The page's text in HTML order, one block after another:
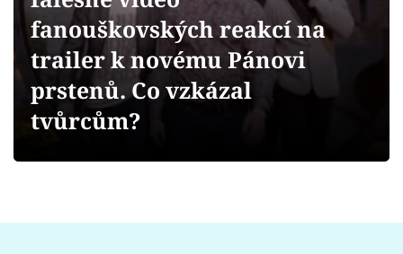
Videa
Sledujte prima+
fanouškovských reakcí na
trailer k novému Pánovi
prstenů. Co vzkázal
tvůrcům?